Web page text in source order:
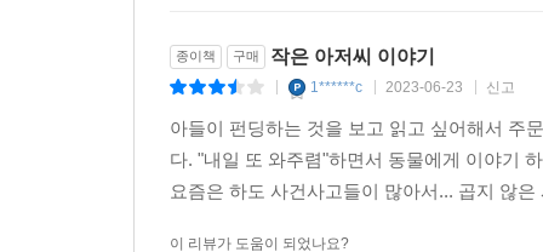
종이책 구매 작은 아저씨 이야기
1******c 2023-06-23 신고
아들이 펀딩하는 것을 보고 읽고 싶어해서 주
다. "내일 또 와주렴"하면서 동물에게 이야기
요즘은 하도 사건사고들이 많아서... 곱지 않
이 리뷰가 도움이 되었나요?